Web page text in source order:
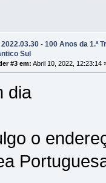
2022.03.30 - 100 Anos da 1.ª
Sul
#3 em: Abril 10, 2022, 12:23:14
dia
o